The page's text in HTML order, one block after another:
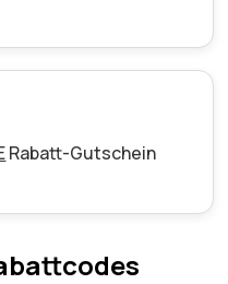
Rabatt-Gutschein